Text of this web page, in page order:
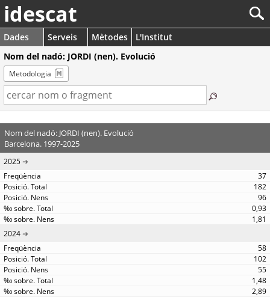
idescat
Dades Serveis Mètodes
L'Institut
Nom del nadó: JORDI (nen). Evolució
Metodologia
Nom del nadó: JORDI (nen). Evolució
Barcelona. 1997-2025
2025
37
182
96
0,93
1,81
2024
58
102
55
1,48
2,89